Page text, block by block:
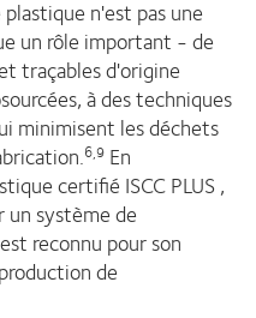
n'est pas une
un rôle important - de
traçables d'origine
à des techniques
minimisent les déchets
6,9 En
certifié ISCC PLUS ,
un système de
reconnu pour son
de